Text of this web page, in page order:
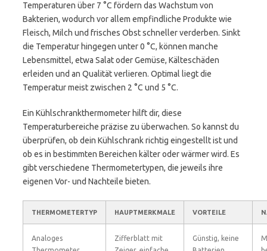
Temperaturen über 7 °C fördern das Wachstum von
Bakterien, wodurch vor allem empfindliche Produkte wie
Fleisch, Milch und frisches Obst schneller verderben. Sinkt
die Temperatur hingegen unter 0 °C, können manche
Lebensmittel, etwa Salat oder Gemüse, Kälteschäden
erleiden und an Qualität verlieren. Optimal liegt die
Temperatur meist zwischen 2 °C und 5 °C.
Ein Kühlschrankthermometer hilft dir, diese
Temperaturbereiche präzise zu überwachen. So kannst du
überprüfen, ob dein Kühlschrank richtig eingestellt ist und
ob es in bestimmten Bereichen kälter oder wärmer wird. Es
gibt verschiedene Thermometertypen, die jeweils ihre
eigenen Vor- und Nachteile bieten.
THERMOMETERTYP HAUPTMERKMALE VORTEILE
Analoges
Zifferblatt mit
Günstig, keine